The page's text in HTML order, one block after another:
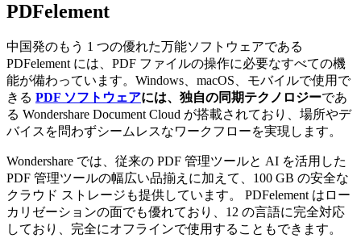
PDFelement
中国発のもう 1 つの優れた万能ソフトウェアである
PDFelement には、PDF ファイルの操作に必要なすべての機
能が備わっています。Windows、macOS、モバイルで使用で
きる PDF ソフトウェアには、独自の同期テクノロジーであ
る Wondershare Document Cloud が搭載されており、場所やデ
バイスを問わずシームレスなワークフローを実現します。
Wondershare では、従来の PDF 管理ツールと AI を活用した
PDF 管理ツールの幅広い品揃えに加えて、100 GB の安全な
クラウド ストレージも提供しています。 PDFelement はロー
カリゼーションの面でも優れており、12 の言語に完全対応
しており、完全にオフラインで使用することもできます。